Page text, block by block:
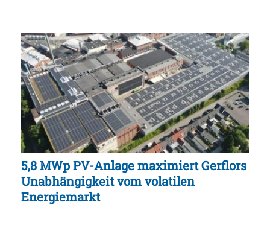
5,8 MWp PV-Anlage maximiert Gerflors
Unabhängigkeit vom volatilen
Energiemarkt